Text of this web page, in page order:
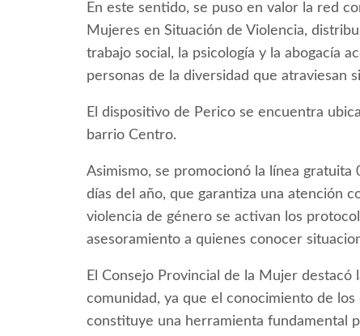
En este sentido, se puso en valor la red
Mujeres en Situación de Violencia,
trabajo social, la psicología y la abogacía
personas de la diversidad que atraviesan
El dispositivo de Perico se encuentra
barrio Centro.
Asimismo, se promocionó la línea
días del año, que garantiza una atención
violencia de género se activan los
asesoramiento a quienes conocer
El Consejo Provincial de la Mujer
comunidad, ya que el conocimiento de
constituye una herramienta fundamental